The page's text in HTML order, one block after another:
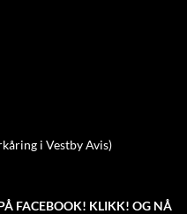
FACEBOOK! KLIKK! OG NÅ